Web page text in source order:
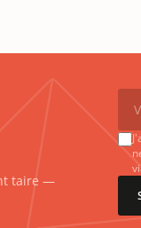
taire —